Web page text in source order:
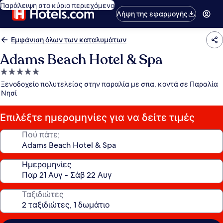
Παράλειψη στο κύριο περιεχόμενο
Λήψη της εφαρμογής
Εμφάνιση όλων των καταλυμάτων
Adams Beach Hotel & Spa
Κατάλυμα
με
5.0
αστέρια
Ξενοδοχείο πολυτελείας στην παραλία με σπα, κοντά σε Παραλία
Νησί
Επιλέξτε ημερομηνίες για να δείτε τιμές
Πού πάτε;
Ημερομηνίες
Ταξιδιώτες